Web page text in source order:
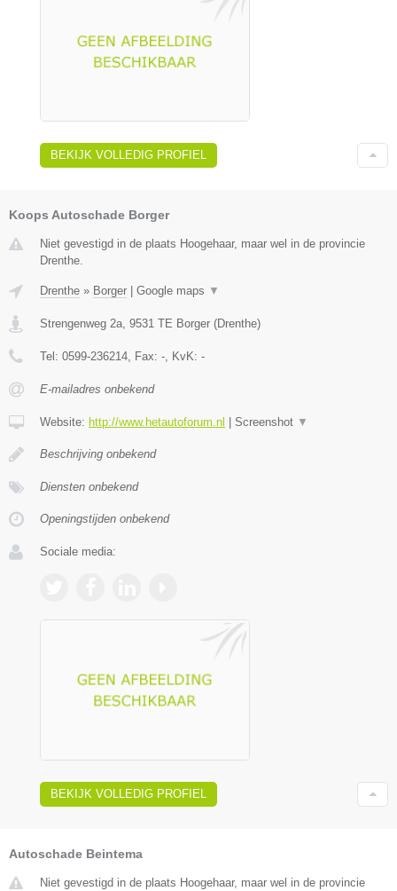
BEKIJK VOLLEDIG PROFIEL
Koops Autoschade Borger
Niet gevestigd in de plaats Hoogehaar, maar wel in de provincie
Drenthe.
Drenthe » Borger Google maps ▼
Strengenweg 2a, 9531 TE Borger (Drenthe)
Tel: 0599-236214, Fax: -, KvK: -
E-mailadres onbekend
Website: http://www.hetautoforum.nl Screenshot ▼
Beschrijving onbekend
Diensten onbekend
Openingstijden onbekend
Sociale media:
BEKIJK VOLLEDIG PROFIEL
Autoschade Beintema
Niet gevestigd in de plaats Hoogehaar, maar wel in de provincie